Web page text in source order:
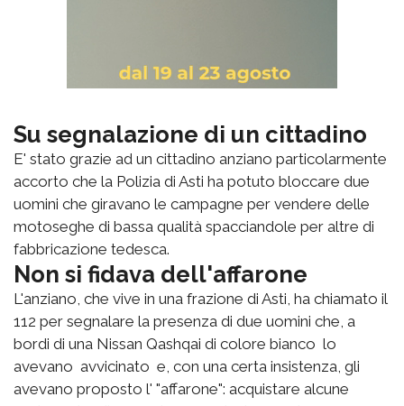
Su segnalazione di un cittadino
E' stato grazie ad un cittadino anziano particolarmente
accorto che la Polizia di Asti ha potuto bloccare due
uomini che giravano le campagne per vendere delle
motoseghe di bassa qualità spacciandole per altre di
fabbricazione tedesca.
Non si fidava dell'affarone
L'anziano, che vive in una frazione di Asti, ha chiamato il
112 per segnalare la presenza di due uomini che, a
bordi di una Nissan Qashqai di colore bianco lo
avevano avvicinato e, con una certa insistenza, gli
avevano proposto l' "affarone": acquistare alcune